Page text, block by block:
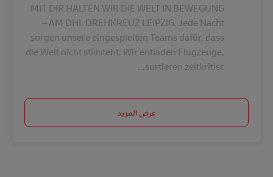
MIT DIR HALTEN WIR DIE WELT IN BEWEGUNG
– AM DHL DREHKREUZ LEIPZIG. Jede Nacht
sorgen unsere eingespielten Teams dafür, dass
die Welt nicht stillsteht: Wir entladen Flugzeuge,
sortieren zeitkritisc...
عرض المزيد